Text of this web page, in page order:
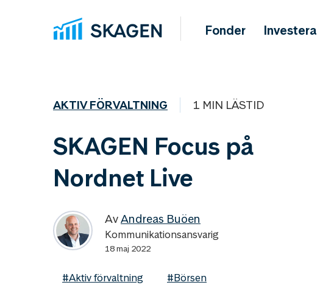
Fonder Investera
AKTIV FÖRVALTNING 1 MIN LÄSTID
SKAGEN Focus på
Nordnet Live
AvAndreas Buöen
Kommunikationsansvarig
18 maj 2022
#Aktiv förvaltning #Börsen